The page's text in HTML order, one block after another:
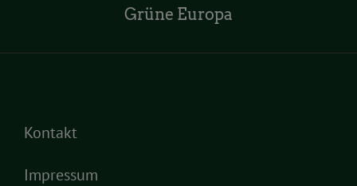
Grüne Europa
Kontakt
Impressum